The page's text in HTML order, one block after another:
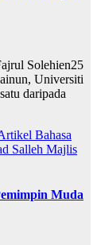
Solehien25
Universiti
daripada
Bahasa
Salleh Majlis
Muda